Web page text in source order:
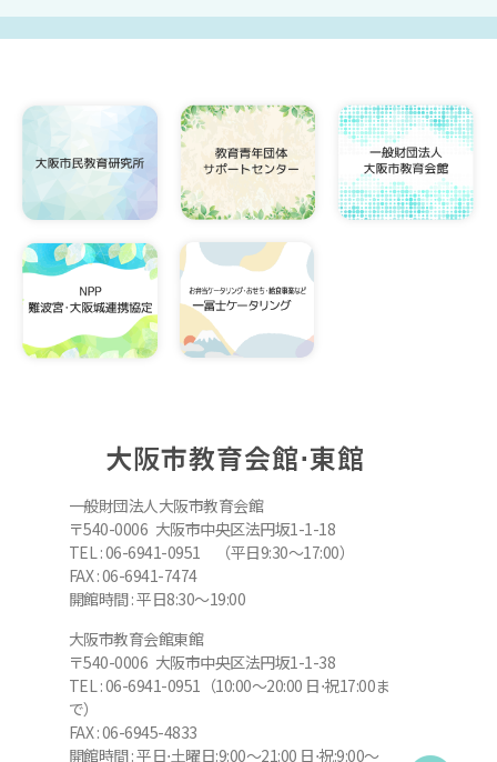
大阪市教育会館⋅東館
一般財団法人大阪市教育会館
〒540-0006 大阪市中央区法円坂1-1-18
TEL : 06-6941-0951 （平日9:30～17:00）
FAX : 06-6941-7474
開館時間 : 平日8:30～19:00
大阪市教育会館東館
〒540-0006 大阪市中央区法円坂1-1-38
TEL : 06-6941-0951（10:00～20:00 日⋅祝17:00ま
で）
FAX : 06-6945-4833
開館時間 : 平日⋅土曜日:9:00～21:00 日⋅祝:9:00～